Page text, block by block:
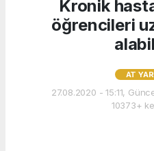
Kronik
öğrencileri
AT
27.08.2020 - 15:11,
10373+